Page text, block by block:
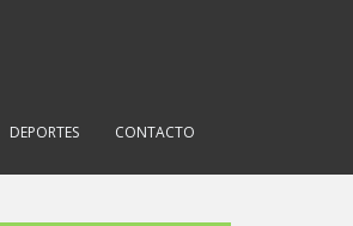
DEPORTES CONTACTO